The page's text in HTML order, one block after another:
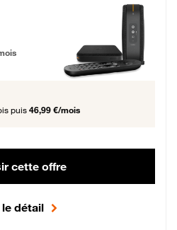
puis 51,99 € par mois, Engagement 12 mois
puis 46,99 €/mois
cette offre
le détail